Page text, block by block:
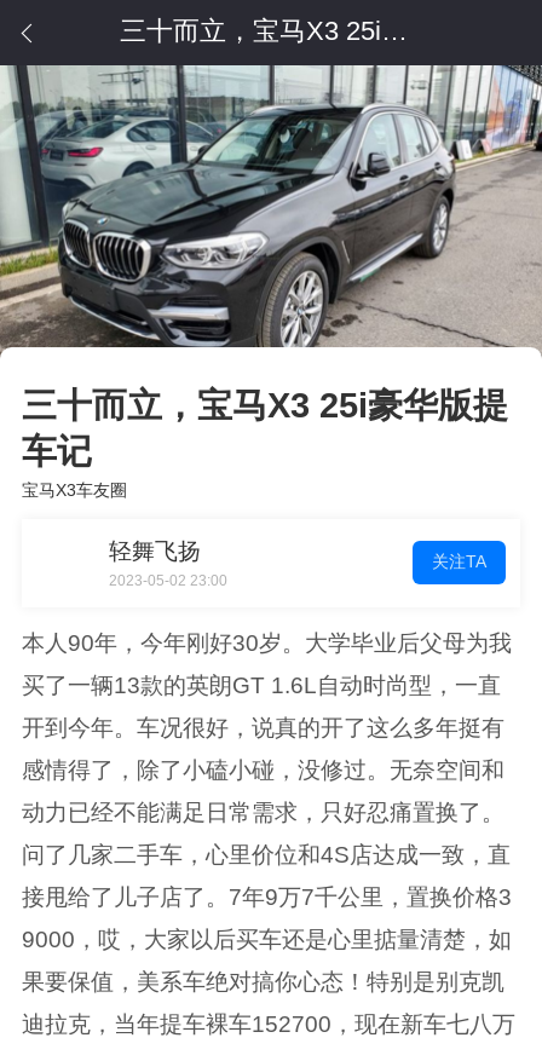
三十而立，宝马X3 25i豪华版提车记
三十而立，宝马X3 25i豪华版提
车记
宝马X3车友圈
轻舞飞扬
2023-05-02 23:00
关注TA
本人90年，今年刚好30岁。大学毕业后父母为我
买了一辆13款的英朗GT 1.6L自动时尚型，一直
开到今年。车况很好，说真的开了这么多年挺有
感情得了，除了小磕小碰，没修过。无奈空间和
动力已经不能满足日常需求，只好忍痛置换了。
问了几家二手车，心里价位和4S店达成一致，直
接甩给了儿子店了。7年9万7千公里，置换价格3
9000，哎，大家以后买车还是心里掂量清楚，如
果要保值，美系车绝对搞你心态！特别是别克凯
迪拉克，当年提车裸车152700，现在新车七八万